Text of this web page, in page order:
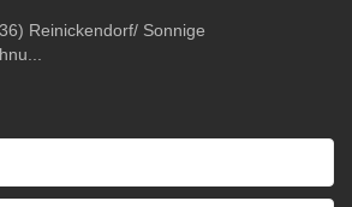
Reinickendorf/ Sonnige